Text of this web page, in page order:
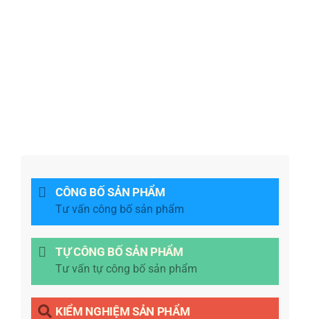
CÔNG BỐ SẢN PHẨM
Tư vấn công bố sản phẩm
TỰ CÔNG BỐ SẢN PHẨM
Tư vấn tự công bố sản phẩm
KIỂM NGHIỆM SẢN PHẨM